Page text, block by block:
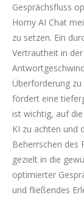
Gesprächsfluss
Horny AI Chat
zu setzen. Ein
Vertrautheit in
Überforderung
fördert eine
ist wichtig, auf
KI zu achten und
Beherrschen des
gezielt in die
optimierter
und fließendes